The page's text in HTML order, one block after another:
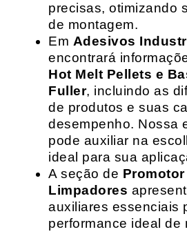
precisas, otimizando
de montagem.
Em Adesivos
encontrará
Hot Melt Pellets e
Fuller, incluindo as
de produtos e suas
desempenho. Nossa
pode auxiliar na
ideal para sua
A seção de
Limpadores
auxiliares essenciais
performance ideal de